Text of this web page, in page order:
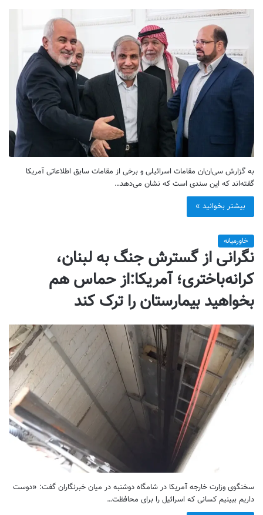
به گزارش سی‌ان‌ان مقامات اسرائیلی و برخی از مقامات سابق اطلاعاتی آمریکا
گفته‌اند که این سندی است که نشان می‌دهد…
بیشتر بخوانید »
خاورمیانه
نگرانی از گسترش جنگ به لبنان،
کرانه‌باختری؛ آمریکا:از حماس هم
بخواهید بیمارستان را ترک کند
سخنگوی وزارت خارجه آمریکا در شامگاه دوشنبه در میان خبرنگاران گفت: «دوست
داریم ببینیم کسانی که اسرائیل را برای محافظت…